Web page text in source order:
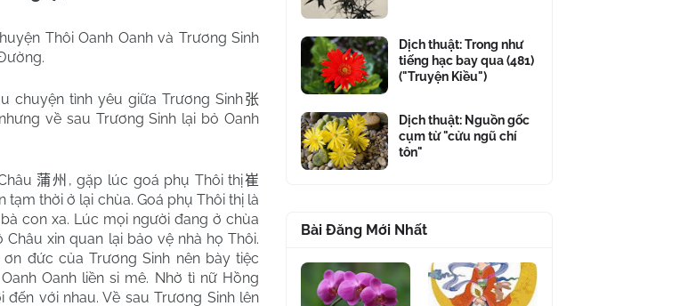
Thôi Oanh Oanh và Trương Sinh
chuyện tình yêu giữa Trương Sinh张
nhưng về sau Trương Sinh lại bỏ Oanh
蒲州 , gặp lúc goá phụ Thôi thị崔
thời ở lại chùa. Goá phụ Thôi thị là
con xa. Lúc mọi người đang ở chùa
xin quan lại bảo vệ nhà họ Thôi.
đức của Trương Sinh nên bày tiệc
Oanh liền si mê. Nhờ tì nữ Hồng
với nhau. Về sau Trương Sinh lên
Dịch thuật: Trong như
tiếng hạc bay qua (481)
("Truyện Kiều")
Dịch thuật: Nguồn gốc
cụm từ "cửu ngũ chí
tôn"
Bài Đăng Mới Nhất